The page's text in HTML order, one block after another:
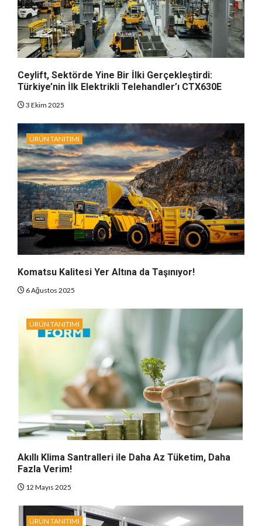
Ceylift, Sektörde Yine Bir İlki Gerçekleştirdi:
Türkiye’nin İlk Elektrikli Telehandler’ı CTX630E
3 Ekim 2025
ÜRÜN TANITIMI
Komatsu Kalitesi Yer Altına da Taşınıyor!
6 Ağustos 2025
ÜRÜN TANITIMI
Akıllı Klima Santralleri ile Daha Az Tüketim, Daha
Fazla Verim!
12 Mayıs 2025
ÜRÜN TANITIMI